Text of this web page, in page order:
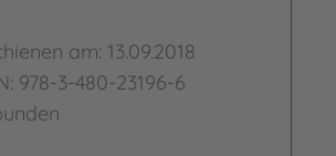
am: 13.09.2018
978-3-480-23196-6